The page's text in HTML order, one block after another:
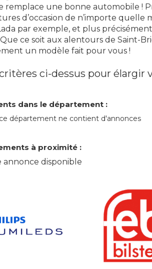
remplace une bonne automobile !
d’occasion de n’importe quelle
par exemple, et plus
ce soit aux alentours de Saint-
un modèle fait pour vous !
ci-dessus pour élargir
dans le département :
département ne contient d'annonces
à proximité :
annonce disponible